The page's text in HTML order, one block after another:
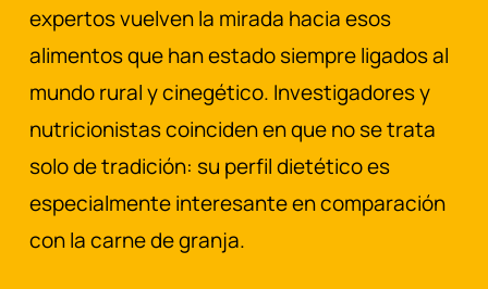
expertos vuelven la mirada hacia esos
alimentos que han estado siempre ligados al
mundo rural y cinegético. Investigadores y
nutricionistas coinciden en que no se trata
solo de tradición: su perfil dietético es
especialmente interesante en comparación
con la carne de granja.